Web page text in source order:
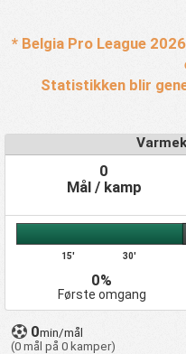
* Belgia Pro League
Statistikken blir
0
Mål / kamp
15' 30'
0%
Første omgang
0min/mål
(0 mål på 0 kamper)